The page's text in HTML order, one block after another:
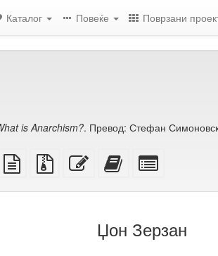
Каталог Повеќе Поврзани
is Anarchism?. Превод: Стефан
XeLaTeX
извор
изворот
Изворни
датотеки
Уреди
Додади
збирката
Џон Зерзан